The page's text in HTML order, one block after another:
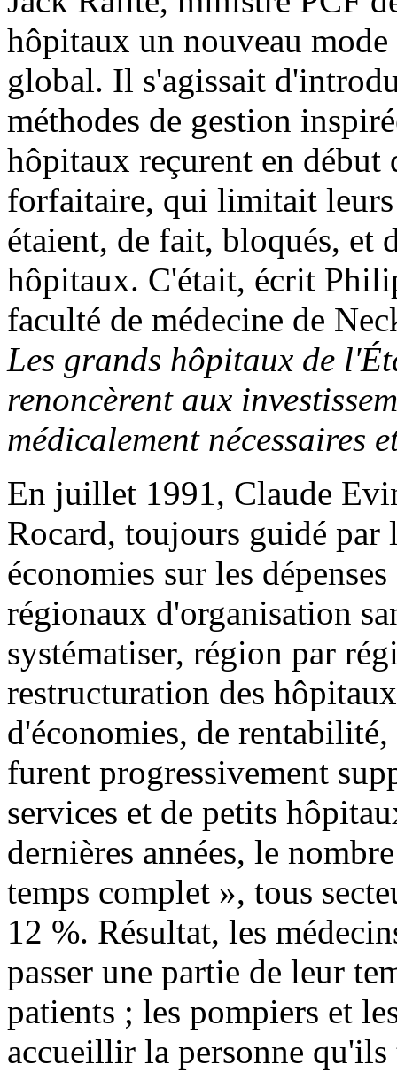
hôpitaux un nouveau
global. Il s'agissait
méthodes de gestion
hôpitaux reçurent en début
forfaitaire, qui limitait leurs
étaient, de fait, bloqués, et
hôpitaux. C'était, écrit
faculté de médecine de
Les grands hôpitaux de
renoncèrent aux
médicalement nécessaires
En juillet 1991, Claude
Rocard, toujours guidé par
économies sur les
régionaux d'organisation
systématiser, région par
restructuration des
d'économies, de
furent progressivement
services et de petits
dernières années, le
temps complet », tous
12 %. Résultat, les
passer une partie de leur
patients ; les pompiers et
accueillir la personne qu'ils